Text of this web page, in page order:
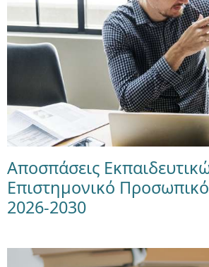
Αποσπάσεις
Επιστημονικό
2026-2030